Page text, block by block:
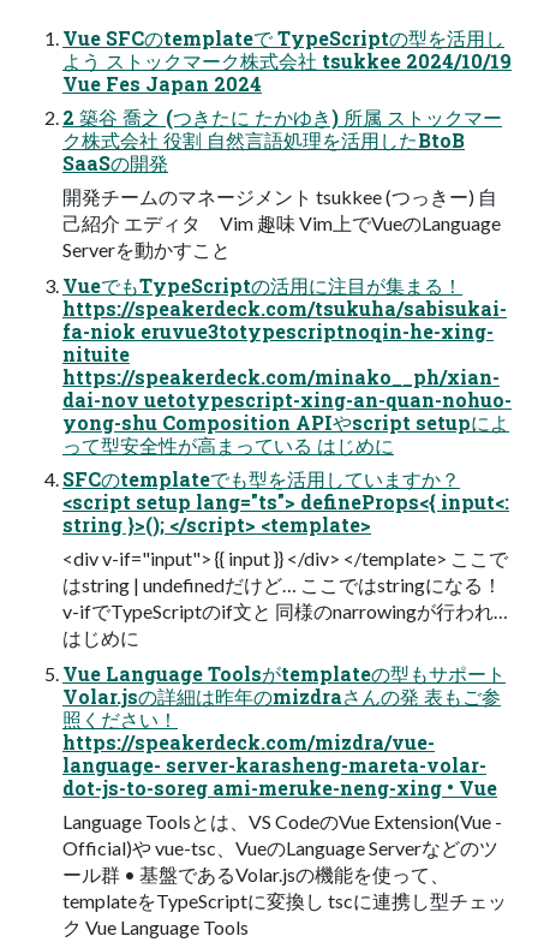
Vue SFCのtemplateで TypeScriptの型を活用し
よう ストックマーク株式会社 tsukkee 2024/10/19
Vue Fes Japan 2024
2 築谷 喬之 (つきたに たかゆき) 所属 ストックマー
ク株式会社 役割 自然言語処理を活用したBtoB
SaaSの開発
開発チームのマネージメント tsukkee (つっきー) 自
己紹介 エディタ Vim 趣味 Vim上でVueのLanguage
Serverを動かすこと
VueでもTypeScriptの活用に注目が集まる！
https://speakerdeck.com/tsukuha/sabisukai-
fa-niok eruvue3totypescriptnoqin-he-xing-
nituite
https://speakerdeck.com/minako__ph/xian-
dai-nov uetotypescript-xing-an-quan-nohuo-
yong-shu Composition APIやscript setupによ
って型安全性が高まっている はじめに
SFCのtemplateでも型を活用していますか？
<script setup lang="ts"> defineProps<{ input<:
string }>(); </script> <template>
<div v-if="input"> {{ input }} </div> </template> ここで
はstring | undefinedだけど… ここではstringになる！
v-ifでTypeScriptのif文と 同様のnarrowingが行われ…
はじめに
Vue Language Toolsがtemplateの型もサポート
Volar.jsの詳細は昨年のmizdraさんの発 表もご参
照ください！
https://speakerdeck.com/mizdra/vue-
language- server-karasheng-mareta-volar-
dot-js-to-soreg ami-meruke-neng-xing • Vue
Language Toolsとは、VS CodeのVue Extension(Vue -
Official)や vue-tsc、VueのLanguage Serverなどのツ
ール群 • 基盤であるVolar.jsの機能を使って、
templateをTypeScriptに変換し tscに連携し型チェッ
ク Vue Language Tools